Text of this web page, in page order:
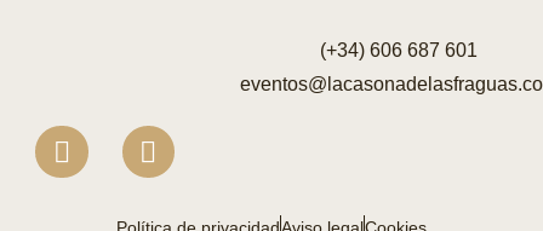
(+34) 606 687 601